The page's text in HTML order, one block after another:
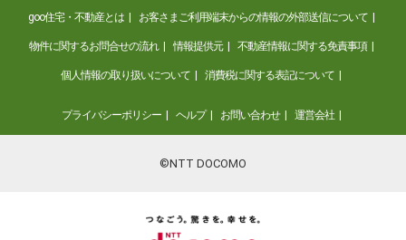
goo住宅・不動産とは お客さまご利用端末からの情報の外部送信について
物件に関するお問合せの流れ 情報提供元 不動産情報に関する免責事項
個人情報の取り扱いについて 消費税に関する表記について
プライバシーポリシー ヘルプ お問い合わせ 運営会社
©NTT DOCOMO